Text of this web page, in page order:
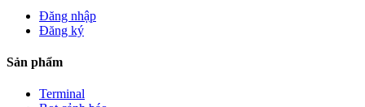
Đăng nhập
Đăng ký
Sản phẩm
Terminal